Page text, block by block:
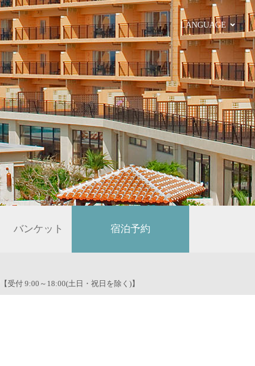
LANGUAGE
バンケット 宿泊予約
【受付 9:00～18:00(土日・祝日を除く)】